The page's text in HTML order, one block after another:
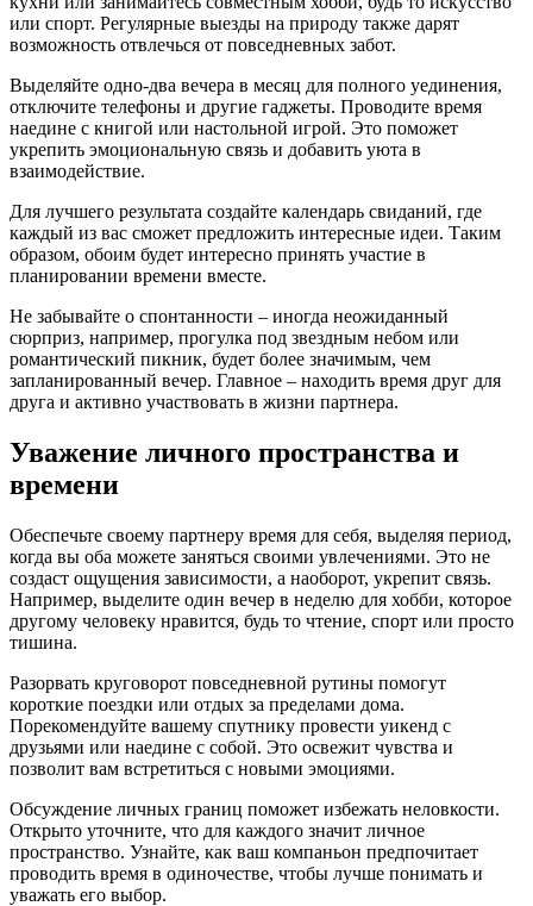
или спорт. Регулярные выезды на природу также дарят
возможность отвлечься от повседневных забот.
Выделяйте одно-два вечера в месяц для полного уединения,
отключите телефоны и другие гаджеты. Проводите время
наедине с книгой или настольной игрой. Это поможет
укрепить эмоциональную связь и добавить уюта в
взаимодействие.
Для лучшего результата создайте календарь свиданий, где
каждый из вас сможет предложить интересные идеи. Таким
образом, обоим будет интересно принять участие в
планировании времени вместе.
Не забывайте о спонтанности – иногда неожиданный
сюрприз, например, прогулка под звездным небом или
романтический пикник, будет более значимым, чем
запланированный вечер. Главное – находить время друг для
друга и активно участвовать в жизни партнера.
Уважение личного пространства и
времени
Обеспечьте своему партнеру время для себя, выделяя период,
когда вы оба можете заняться своими увлечениями. Это не
создаст ощущения зависимости, а наоборот, укрепит связь.
Например, выделите один вечер в неделю для хобби, которое
другому человеку нравится, будь то чтение, спорт или просто
тишина.
Разорвать круговорот повседневной рутины помогут
короткие поездки или отдых за пределами дома.
Порекомендуйте вашему спутнику провести уикенд с
друзьями или наедине с собой. Это освежит чувства и
позволит вам встретиться с новыми эмоциями.
Обсуждение личных границ поможет избежать неловкости.
Открыто уточните, что для каждого значит личное
пространство. Узнайте, как ваш компаньон предпочитает
проводить время в одиночестве, чтобы лучше понимать и
уважать его выбор.